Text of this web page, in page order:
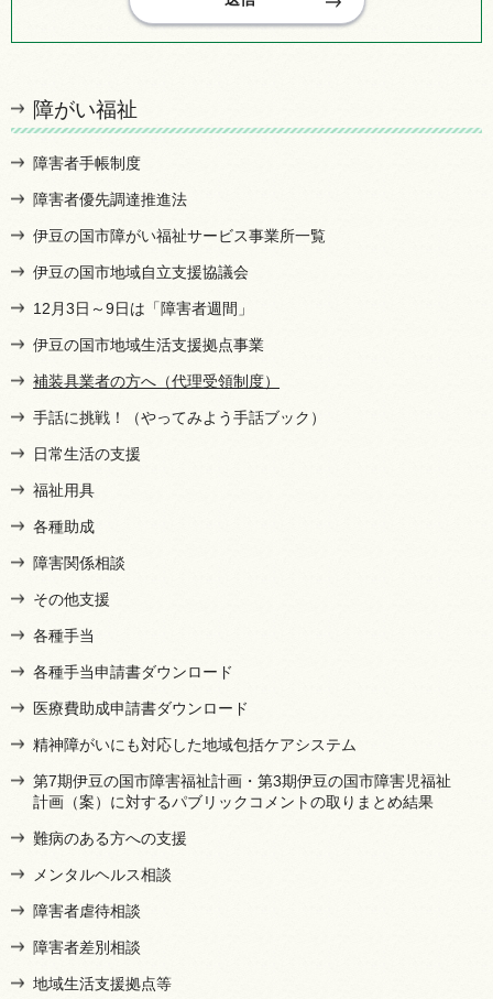
障がい福祉
障害者手帳制度
障害者優先調達推進法
伊豆の国市障がい福祉サービス事業所一覧
伊豆の国市地域自立支援協議会
12月3日～9日は「障害者週間」
伊豆の国市地域生活支援拠点事業
補装具業者の方へ（代理受領制度）
手話に挑戦！（やってみよう手話ブック）
日常生活の支援
福祉用具
各種助成
障害関係相談
その他支援
各種手当
各種手当申請書ダウンロード
医療費助成申請書ダウンロード
精神障がいにも対応した地域包括ケアシステム
第7期伊豆の国市障害福祉計画・第3期伊豆の国市障害児福祉
計画（案）に対するパブリックコメントの取りまとめ結果
難病のある方への支援
メンタルヘルス相談
障害者虐待相談
障害者差別相談
地域生活支援拠点等